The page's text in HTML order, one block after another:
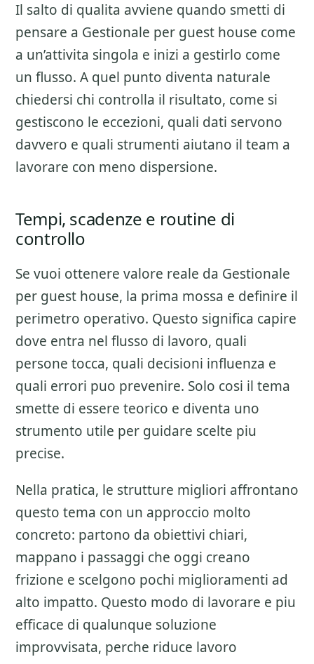
Il salto di qualita avviene quando smetti di
pensare a Gestionale per guest house come
a un’attivita singola e inizi a gestirlo come
un flusso. A quel punto diventa naturale
chiedersi chi controlla il risultato, come si
gestiscono le eccezioni, quali dati servono
davvero e quali strumenti aiutano il team a
lavorare con meno dispersione.
Tempi, scadenze e routine di
controllo
Se vuoi ottenere valore reale da Gestionale
per guest house, la prima mossa e definire il
perimetro operativo. Questo significa capire
dove entra nel flusso di lavoro, quali
persone tocca, quali decisioni influenza e
quali errori puo prevenire. Solo cosi il tema
smette di essere teorico e diventa uno
strumento utile per guidare scelte piu
precise.
Nella pratica, le strutture migliori affrontano
questo tema con un approccio molto
concreto: partono da obiettivi chiari,
mappano i passaggi che oggi creano
frizione e scelgono pochi miglioramenti ad
alto impatto. Questo modo di lavorare e piu
efficace di qualunque soluzione
improvvisata, perche riduce lavoro